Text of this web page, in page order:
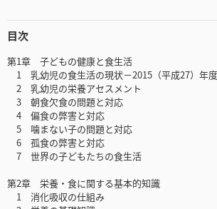
目次
第1章 子どもの健康と食生活
1 乳幼児の食生活の現状－2015（平成27）年
2 乳幼児の栄養アセスメント
3 朝食欠食の問題と対応
4 偏食の弊害と対応
5 噛まない子の問題と対応
6 孤食の弊害と対応
7 世界の子どもたちの食生活
第2章 栄養・食に関する基本的知識
1 消化吸収の仕組み